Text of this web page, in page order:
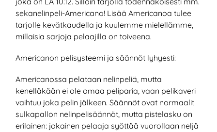
sekanelinpeli-Americano! Lisää Americanoa tulee
tarjolle kevätkaudella ja kuulemme mielellämme,
millaisia sarjoja pelaajilla on toiveena.
Americanon pelisysteemi ja säännöt lyhyesti:
Americanossa pelataan nelinpeliä, mutta
kenelläkään ei ole omaa peliparia, vaan pelikaveri
vaihtuu joka pelin jälkeen. Säännöt ovat normaalit
sulkapallon nelinpelisäännöt, mutta pistelasku on
erilainen: jokainen pelaaja syöttää vuorollaan neljä